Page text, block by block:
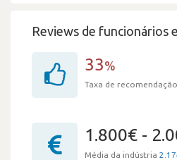
Reviews de funcionários
33%
Taxa de recomendação
1.800€ -
Média da indústria